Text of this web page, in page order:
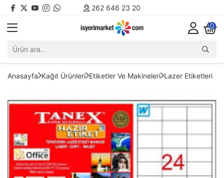
262 646 23 20
0
Anasayfa Kağıt Ürünleri Etiketler Ve Makineleri Lazer Etiketleri